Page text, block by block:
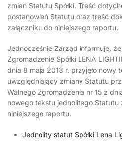
zmian Statutu Spółki. Treść
postanowień Statutu oraz treść
załączniku do niniejszego raportu.
Jednocześnie Zarząd informuje,
Zgromadzenie Spółki LENA
dnia 8 maja 2013 r. przyjęło nowy
uwzględniający zmiany Statutu
Walnego Zgromadzenia nr 15 z
nowego tekstu jednolitego Statutu
niniejszego raportu.
Jednolity statut Spółki Lena